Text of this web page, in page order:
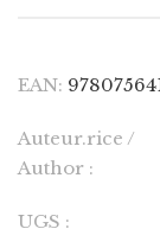
EAN:
Auteur.rice /
Author :
UGS :